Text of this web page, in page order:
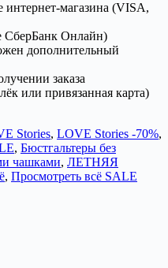
интернет-магазина (VISA,
СберБанк Онлайн)
дополнительный
заказа
или привязанная карта)
Stories, LOVE Stories -70%,
, Бюстгальтеры без
чашками, ЛЕТНЯЯ
, Просмотреть всё SALE